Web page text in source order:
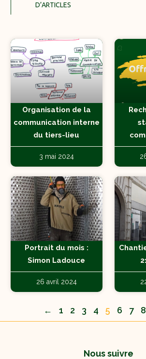
D’ARTICLES
Organisation de la
communication interne
du tiers-lieu
3 mai 2024
Portrait du mois :
Simon Ladouce
26 avril 2024
← 1 2 3 4 5 6 7 8
Nous suivre